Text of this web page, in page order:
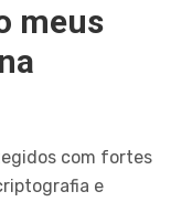
meus
com fortes
e